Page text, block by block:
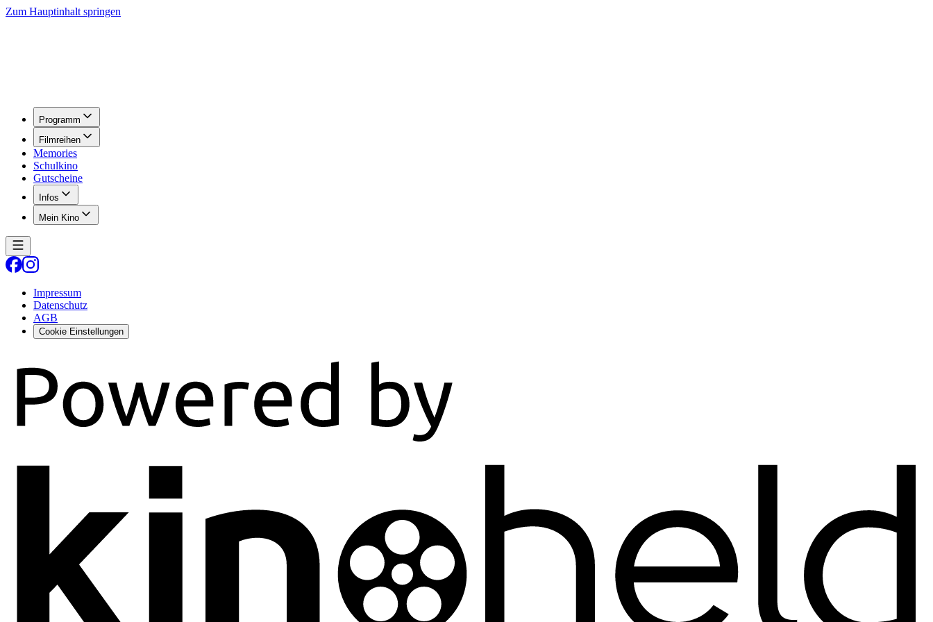
Zum Hauptinhalt springen
Programm
Filmreihen
Memories
Schulkino
Gutscheine
Infos
Mein Kino
Impressum
Datenschutz
AGB
Cookie Einstellungen